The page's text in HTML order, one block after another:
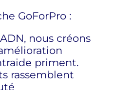
GoForPro :
nous créons
priment.
rassemblent